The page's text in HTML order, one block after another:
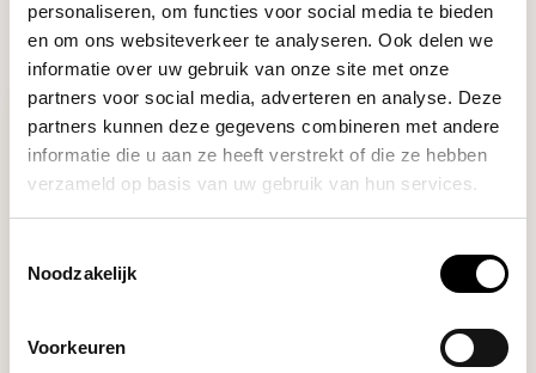
personaliseren, om functies voor social media te bieden
en om ons websiteverkeer te analyseren. Ook delen we
informatie over uw gebruik van onze site met onze
partners voor social media, adverteren en analyse. Deze
partners kunnen deze gegevens combineren met andere
informatie die u aan ze heeft verstrekt of die ze hebben
verzameld op basis van uw gebruik van hun services.
Noodzakelijk
Voorkeuren
RECENTLY VIEWED
Cafec